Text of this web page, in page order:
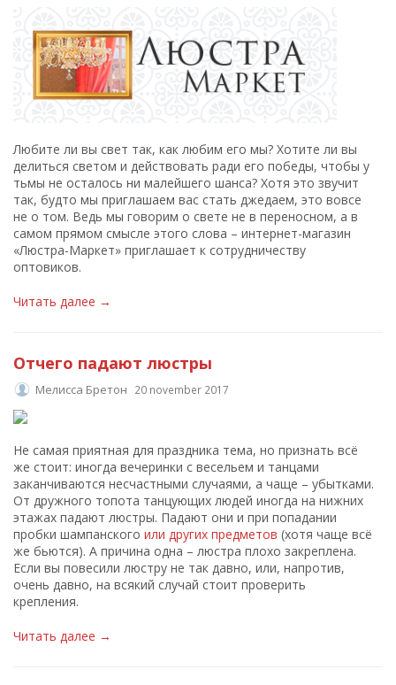
Любите ли вы свет так, как любим его мы? Хотите ли вы
делиться светом и действовать ради его победы, чтобы у
тьмы не осталось ни малейшего шанса? Хотя это звучит
так, будто мы приглашаем вас стать джедаем, это вовсе
не о том. Ведь мы говорим о свете не в переносном, а в
самом прямом смысле этого слова – интернет-магазин
«Люстра-Маркет» приглашает к сотрудничеству
оптовиков.
Читать далее →
Отчего падают люстры
Мелисса Бретон 20 november 2017
Не самая приятная для праздника тема, но признать всё
же стоит: иногда вечеринки с весельем и танцами
заканчиваются несчастными случаями, а чаще – убытками.
От дружного топота танцующих людей иногда на нижних
этажах падают люстры. Падают они и при попадании
пробки шампанского или других предметов (хотя чаще всё
же бьются). А причина одна – люстра плохо закреплена.
Если вы повесили люстру не так давно, или, напротив,
очень давно, на всякий случай стоит проверить
крепления.
Читать далее →